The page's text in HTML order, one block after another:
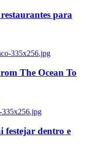
para
335x256.jpg
The Ocean To
335x256.jpg
festejar dentro e